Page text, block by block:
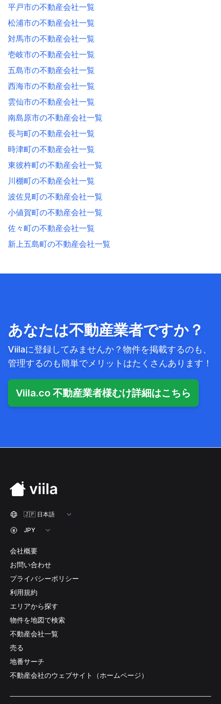
平戸市の不動産会社一覧
松浦市の不動産会社一覧
対馬市の不動産会社一覧
壱岐市の不動産会社一覧
五島市の不動産会社一覧
西海市の不動産会社一覧
雲仙市の不動産会社一覧
南島原市の不動産会社一覧
長与町の不動産会社一覧
時津町の不動産会社一覧
東彼杵町の不動産会社一覧
川棚町の不動産会社一覧
波佐見町の不動産会社一覧
小値賀町の不動産会社一覧
佐々町の不動産会社一覧
新上五島町の不動産会社一覧
あなたは不動産業者ですか？
Viilaに登録してみませんか？物件を掲載するのも、
管理するのも簡単でメリットはたくさんあります！
Viila.co 不動産業者様むけ詳細はこちら
会社概要
お問い合わせ
プライバシーポリシー
利用規約
エリアから探す
物件を地図で検索
不動産会社一覧
売る
地番サーチ
不動産会社のウェブサイト（ホームページ）